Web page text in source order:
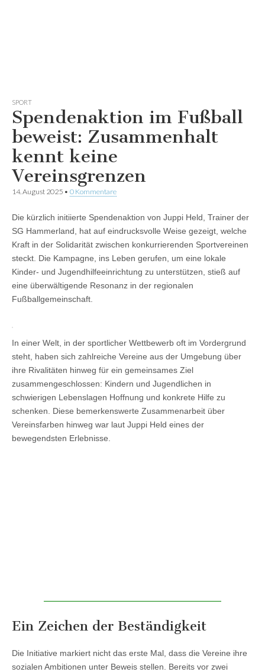
SPORT
Spendenaktion im Fußball
beweist: Zusammenhalt
kennt keine
Vereinsgrenzen
14. August 2025 • 0 Kommentare
Die kürzlich initiierte Spendenaktion von Juppi Held, Trainer der
SG Hammerland, hat auf eindrucksvolle Weise gezeigt, welche
Kraft in der Solidarität zwischen konkurrierenden Sportvereinen
steckt. Die Kampagne, ins Leben gerufen, um eine lokale
Kinder- und Jugendhilfeeinrichtung zu unterstützen, stieß auf
eine überwältigende Resonanz in der regionalen
Fußballgemeinschaft.
In einer Welt, in der sportlicher Wettbewerb oft im Vordergrund
steht, haben sich zahlreiche Vereine aus der Umgebung über
ihre Rivalitäten hinweg für ein gemeinsames Ziel
zusammengeschlossen: Kindern und Jugendlichen in
schwierigen Lebenslagen Hoffnung und konkrete Hilfe zu
schenken. Diese bemerkenswerte Zusammenarbeit über
Vereinsfarben hinweg war laut Juppi Held eines der
bewegendsten Erlebnisse.
Ein Zeichen der Beständigkeit
Die Initiative markiert nicht das erste Mal, dass die Vereine ihre
sozialen Ambitionen unter Beweis stellen. Bereits vor zwei